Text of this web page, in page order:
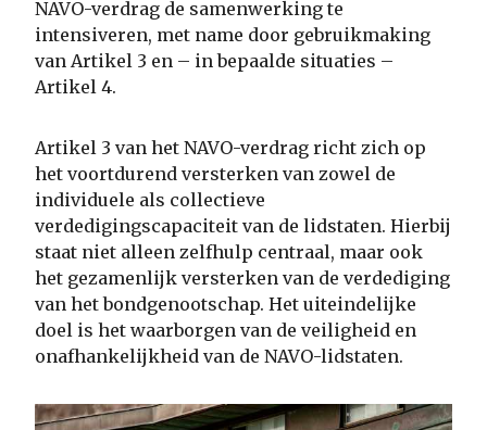
NAVO-verdrag de samenwerking te
intensiveren, met name door gebruikmaking
van Artikel 3 en – in bepaalde situaties –
Artikel 4.
Artikel 3 van het NAVO-verdrag richt zich op
het voortdurend versterken van zowel de
individuele als collectieve
verdedigingscapaciteit van de lidstaten. Hierbij
staat niet alleen zelfhulp centraal, maar ook
het gezamenlijk versterken van de verdediging
van het bondgenootschap. Het uiteindelijke
doel is het waarborgen van de veiligheid en
onafhankelijkheid van de NAVO-lidstaten.